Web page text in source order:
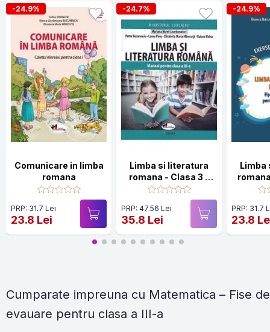
-24.9%
Comunicare in limba
romana
PRP: 31.7 Lei
23.8 Lei
-24.7%
Limba si literatura
romana - Clasa 3 -
Manual
PRP: 47.56 Lei
35.8 Lei
-24.9%
cu
PRP: 31.7
23.8
Cumparate impreuna cu Matematica – Fise de
evauare pentru clasa a III-a